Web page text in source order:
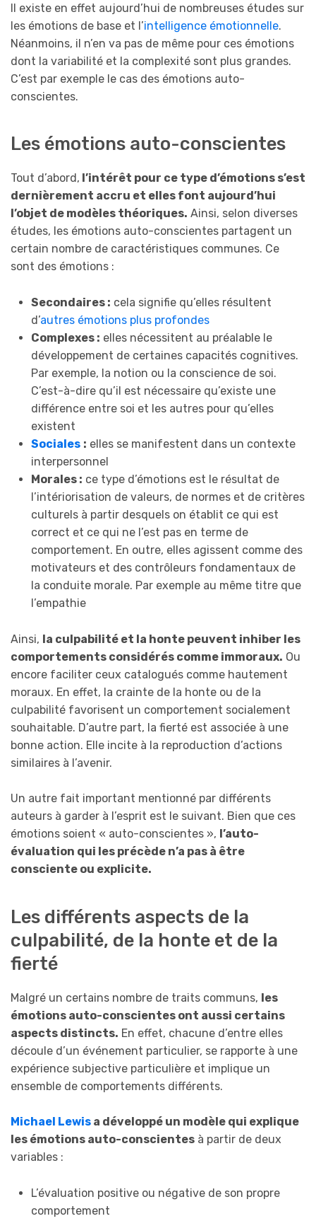
Il existe en effet aujourd’hui de nombreuses études sur
les émotions de base et l’intelligence émotionnelle.
Néanmoins, il n’en va pas de même pour ces émotions
dont la variabilité et la complexité sont plus grandes.
C’est par exemple le cas des émotions auto-
conscientes.
Les émotions auto-conscientes
Tout d’abord, l’intérêt pour ce type d’émotions s’est
dernièrement accru et elles font aujourd’hui
l’objet de modèles théoriques. Ainsi, selon diverses
études, les émotions auto-conscientes partagent un
certain nombre de caractéristiques communes. Ce
sont des émotions :
Secondaires : cela signifie qu’elles résultent
d’autres émotions plus profondes
Complexes : elles nécessitent au préalable le
développement de certaines capacités cognitives.
Par exemple, la notion ou la conscience de soi.
C’est-à-dire qu’il est nécessaire qu’existe une
différence entre soi et les autres pour qu’elles
existent
Sociales : elles se manifestent dans un contexte
interpersonnel
Morales : ce type d’émotions est le résultat de
l’intériorisation de valeurs, de normes et de critères
culturels à partir desquels on établit ce qui est
correct et ce qui ne l’est pas en terme de
comportement. En outre, elles agissent comme des
motivateurs et des contrôleurs fondamentaux de
la conduite morale. Par exemple au même titre que
l’empathie
Ainsi, la culpabilité et la honte peuvent inhiber les
comportements considérés comme immoraux. Ou
encore faciliter ceux catalogués comme hautement
moraux. En effet, la crainte de la honte ou de la
culpabilité favorisent un comportement socialement
souhaitable. D’autre part, la fierté est associée à une
bonne action. Elle incite à la reproduction d’actions
similaires à l’avenir.
Un autre fait important mentionné par différents
auteurs à garder à l’esprit est le suivant. Bien que ces
émotions soient « auto-conscientes », l’auto-
évaluation qui les précède n’a pas à être
consciente ou explicite.
Les différents aspects de la
culpabilité, de la honte et de la
fierté
Malgré un certains nombre de traits communs, les
émotions auto-conscientes ont aussi certains
aspects distincts. En effet, chacune d’entre elles
découle d’un événement particulier, se rapporte à une
expérience subjective particulière et implique un
ensemble de comportements différents.
Michael Lewis a développé un modèle qui explique
les émotions auto-conscientes à partir de deux
variables :
L’évaluation positive ou négative de son propre
comportement